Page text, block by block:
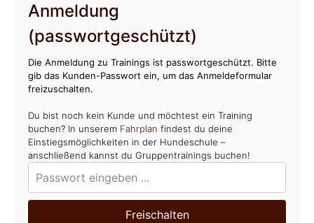
Anmeldung
(passwortgeschützt)
Die Anmeldung zu Trainings ist passwortgeschützt. Bitte
gib das Kunden-Passwort ein, um das Anmeldeformular
freizuschalten.
Du bist noch kein Kunde und möchtest ein Training
buchen? In unserem Fahrplan findest du deine
Einstiegsmöglichkeiten in der Hundeschule –
anschließend kannst du Gruppentrainings buchen!
Freischalten